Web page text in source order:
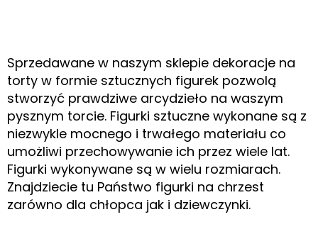
Sprzedawane w naszym sklepie dekoracje na
torty w formie sztucznych figurek pozwolą
stworzyć prawdziwe arcydzieło na waszym
pysznym torcie. Figurki sztuczne wykonane są z
niezwykle mocnego i trwałego materiału co
umożliwi przechowywanie ich przez wiele lat.
Figurki wykonywane są w wielu rozmiarach.
Znajdziecie tu Państwo figurki na chrzest
zarówno dla chłopca jak i dziewczynki.​